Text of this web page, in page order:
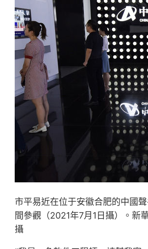
市平易近在位于安徽合肥的中國
間參觀（2021年7月1日攝）。新
攝